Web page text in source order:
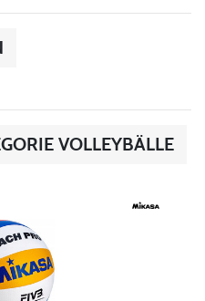
VOLLEYBÄLLE